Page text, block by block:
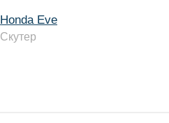
Honda Eve
Скутер